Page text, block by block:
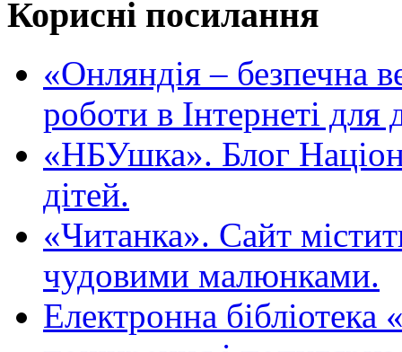
Корисні посилання
«Oнляндія – безпечна
роботи в Інтернеті для
«НБУшка». Блог
дітей.
«Читанка». Сайт
чудовими малюнками.
Електронна